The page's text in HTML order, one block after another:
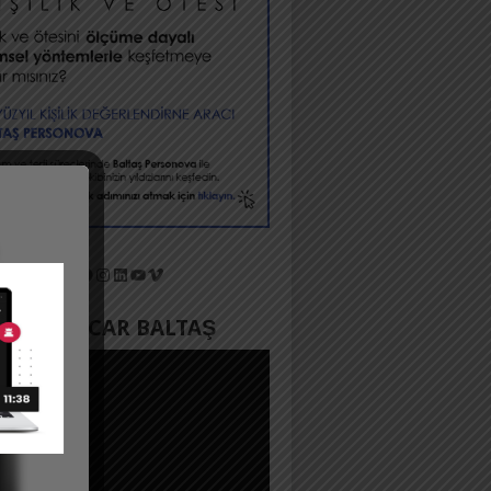
Facebook
Instagram
LinkedIn
YouTube
Vimeo
ACAR BALTAŞ